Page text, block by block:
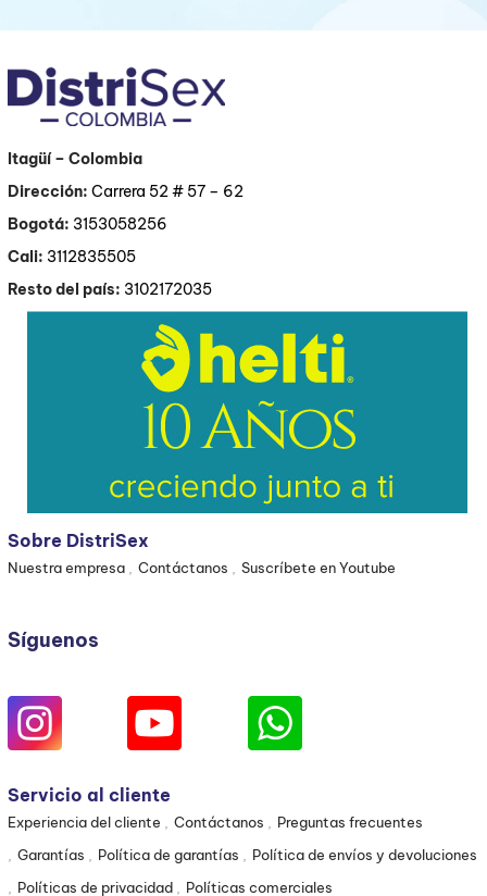
Itagüí– Colombia
Dirección: Carrera 52 # 57 – 62
Bogotá: 3153058256
Cali: 3112835505
Resto del país: 3102172035
Sobre DistriSex
Nuestra empresa Contáctanos Suscríbete en Youtube
Síguenos
Servicio al cliente
Experiencia del cliente Contáctanos
Preguntas frecuentes
Garantías
Política de garantías
Política de envíos y devoluciones
Políticas de privacidad
Políticas comerciales